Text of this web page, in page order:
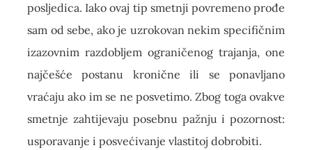
posljedica. Iako ovaj tip smetnji povremeno prođe
sam od sebe, ako je uzrokovan nekim specifičnim
izazovnim razdobljem ograničenog trajanja, one
najčešće postanu kronične ili se ponavljano
vraćaju ako im se ne posvetimo. Zbog toga ovakve
smetnje zahtijevaju posebnu pažnju i pozornost:
usporavanje i posvećivanje vlastitoj dobrobiti.